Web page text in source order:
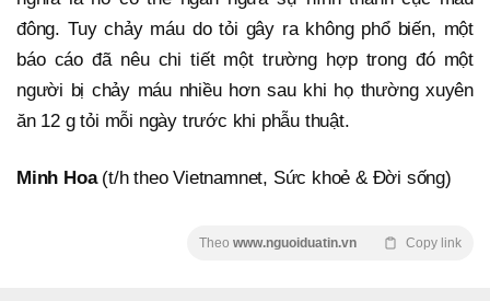
đông. Tuy chảy máu do tỏi gây ra không phổ biến, một
báo cáo đã nêu chi tiết một trường hợp trong đó một
người bị chảy máu nhiều hơn sau khi họ thường xuyên
ăn 12 g tỏi mỗi ngày trước khi phẫu thuật.
Minh Hoa(t/h theo Vietnamnet, Sức khoẻ & Đời sống)
Theo www.nguoiduatin.vn Copy link